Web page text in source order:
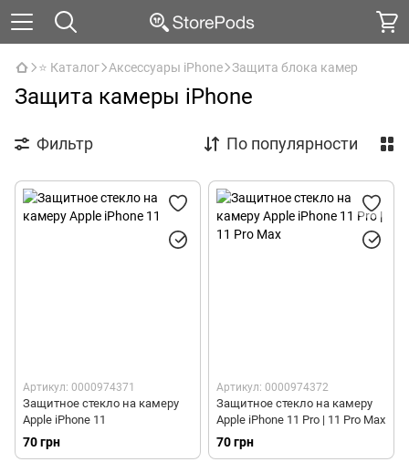
⭐ Каталог Аксессуары iPhone Защита блока камер
Защита камеры iPhone
Фильтр По популярности
Артикул: 0000974371
Защитное стекло на камеру
Apple iPhone 11
70 грн
Артикул: 0000974372
Защитное стекло на камеру
Apple iPhone 11 Pro | 11 Pro Max
70 грн